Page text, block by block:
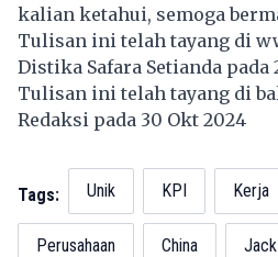
kalian ketahui, semoga
Tulisan ini telah tayang di
Distika Safara Setianda pada
Tulisan ini telah tayang di
Redaksi pada 30 Okt 2024
Tags: Unik KPI Kerja
Perusahaan China